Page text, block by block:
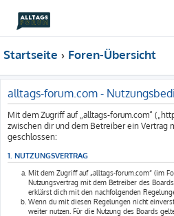
Startseite Foren-Übersicht
alltags-forum.com -
Mit dem Zugriff auf „alltags-forum.com“
zwischen dir und dem Betreiber ein Vertrag
geschlossen:
1. NUTZUNGSVERTRAG
Mit dem Zugriff auf „alltags-forum.com“ (im
Nutzungsvertrag mit dem Betreiber des
erklärst dich mit den nachfolgenden
Wenn du mit diesen Regelungen nicht
weiter nutzen. Für die Nutzung des Boards